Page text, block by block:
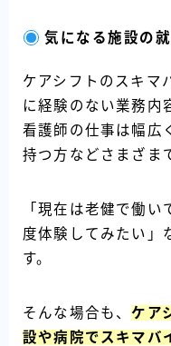
気になる施設の
ケアシフトのスキマ
に経験のない業務内
看護師の仕事は幅広
持つ方などさまざま
「現在は老健で働
度体験してみたい」
す。
そんな場合も、ケア
設や病院でスキマバ